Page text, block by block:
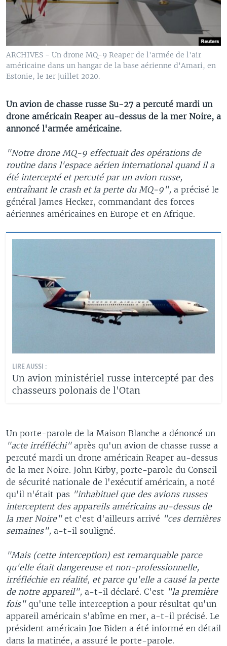
ARCHIVES - Un drone MQ-9 Reaper de l'armée de l'air
américaine dans un hangar de la base aérienne d'Amari, en
Estonie, le 1er juillet 2020.
Un avion de chasse russe Su-27 a percuté mardi un
drone américain Reaper au-dessus de la mer Noire, a
annoncé l'armée américaine.
"Notre drone MQ-9 effectuait des opérations de
routine dans l'espace aérien international quand il a
été intercepté et percuté par un avion russe,
entraînant le crash et la perte du MQ-9", a précisé le
général James Hecker, commandant des forces
aériennes américaines en Europe et en Afrique.
LIRE AUSSI :
Un avion ministériel russe intercepté par des
chasseurs polonais de l'Otan
Un porte-parole de la Maison Blanche a dénoncé un
"acte irréfléchi" après qu'un avion de chasse russe a
percuté mardi un drone américain Reaper au-dessus
de la mer Noire. John Kirby, porte-parole du Conseil
de sécurité nationale de l'exécutif américain, a noté
qu'il n'était pas "inhabituel que des avions russes
interceptent des appareils américains au-dessus de
la mer Noire" et c'est d'ailleurs arrivé "ces dernières
semaines", a-t-il souligné.
"Mais (cette interception) est remarquable parce
qu'elle était dangereuse et non-professionnelle,
irréfléchie en réalité, et parce qu'elle a causé la perte
de notre appareil", a-t-il déclaré. C'est "la première
fois"qu'une telle interception a pour résultat qu'un
appareil américain s'abîme en mer, a-t-il précisé. Le
président américain Joe Biden a été informé en détail
dans la matinée, a assuré le porte-parole.